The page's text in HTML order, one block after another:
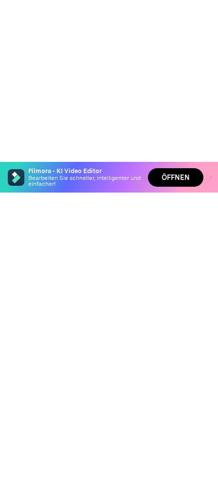
Filmora - KI Video Editor
Bearbeiten Sie schneller, intelligenter und
einfacher!
ÖFFNEN